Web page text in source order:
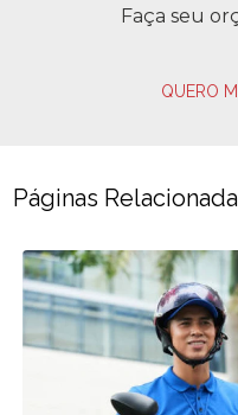
Faça seu
QUERO
Páginas